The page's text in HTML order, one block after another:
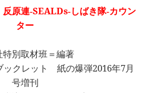
原連‐SEALDs‐しばき隊‐カウン
ター
特別取材班＝編著
クレット 紙の爆弾2016年7月
号増刊